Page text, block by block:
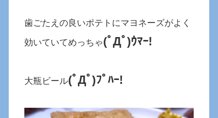
歯ごたえの良いポテトにマヨネーズがよく
効いていてめっちゃ(ﾟДﾟ)ｳﾏｰ!
大瓶ビール(ﾟДﾟ)ﾌﾟﾊｰ!